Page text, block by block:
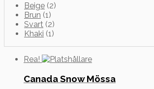
Beige (2)
Brun (1)
Svart (2)
Khaki (1)
Rea!
Canada Snow Mössa